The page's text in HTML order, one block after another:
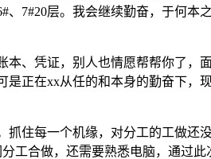
7#20层。我会继续勤奋，于何本
、凭证，别人也情愿帮帮你了，
正在xx从任的和本身的勤奋下，
住每一个机缘，对分工的工做还
工合做，还需要熟悉电脑，通过此